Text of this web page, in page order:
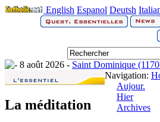
English Espanol Deutsh
8 août 2026 - Saint Dominique
La méditation
Navigation:
Aujour.
Hier
Archives